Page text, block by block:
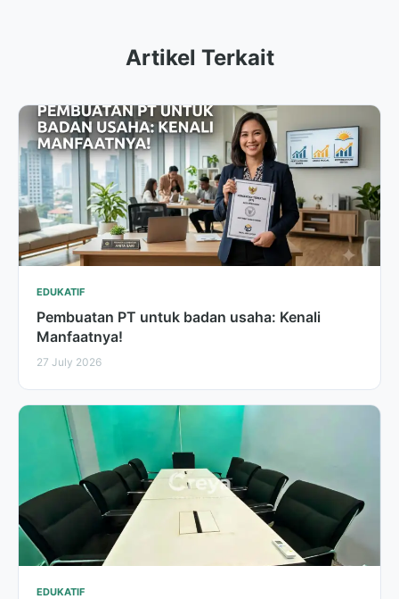
Artikel Terkait
EDUKATIF
Pembuatan PT untuk badan usaha: Kenali
Manfaatnya!
27 July 2026
EDUKATIF